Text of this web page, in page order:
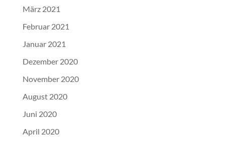
März 2021
Februar 2021
Januar 2021
Dezember 2020
November 2020
August 2020
Juni 2020
April 2020